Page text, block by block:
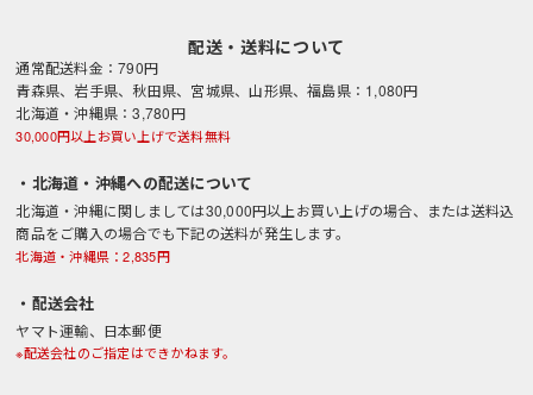
配送・送料について
通常配送料金：790円
青森県、岩手県、秋田県、宮城県、山形県、福島県：1,080円
北海道・沖縄県：3,780円
30,000円以上お買い上げで送料無料
・北海道・沖縄への配送について
北海道・沖縄に関しましては30,000円以上お買い上げの場合、または送料込
商品をご購入の場合でも下記の送料が発生します。
北海道・沖縄県：2,835円
・配送会社
ヤマト運輸、日本郵便
※配送会社のご指定はできかねます。